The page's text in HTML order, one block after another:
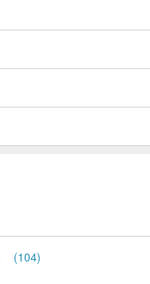
製造 Made in Taiwan
100%純研磨咖啡粉
8包
示
水量、咖啡濃淡度
涼處．拆封後請儘速沖泡飲用
(104)